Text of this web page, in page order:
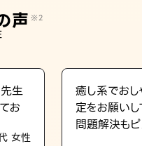
声 ※2
先生
お
女性
癒し系でおし
定をお願い
問題解決もピ